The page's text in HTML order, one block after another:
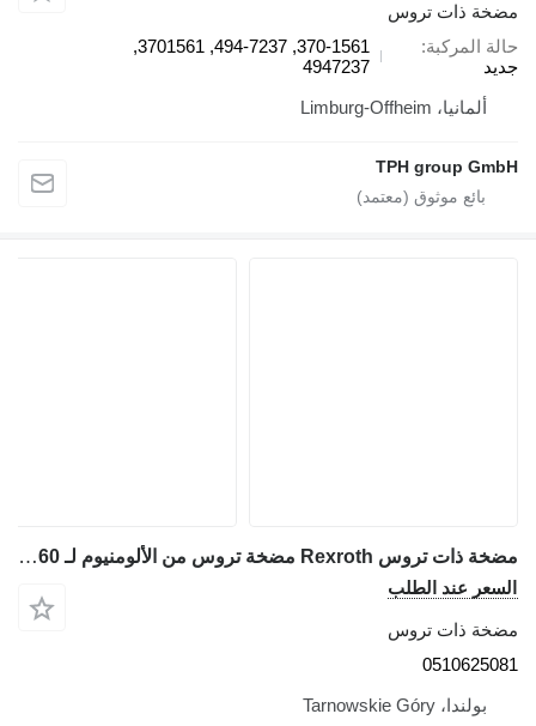
ذات تروس
المركبة
370-1561, 494-7237, 3701561,
4947237
ألمانيا، Limburg-Offheim
TPH group
مضخة ذات تروس Rexroth مضخة تروس من الألومنيوم لـ A8VO160 رقم القطعة: 0510625081 لـ حفارة
عند الطلب
ذات تروس
بولندا، Tarnowskie Góry